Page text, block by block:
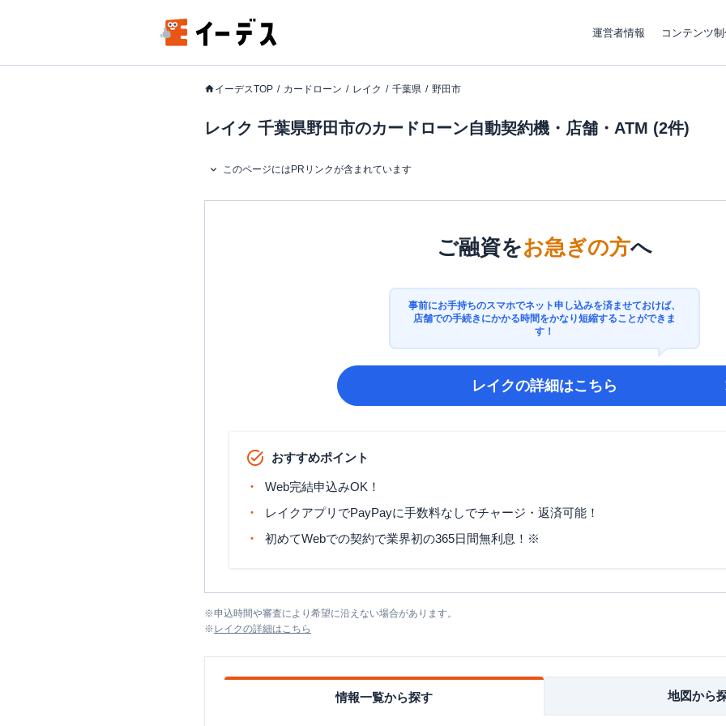
運営者情報 コンテンツ
イーデスTOP カードローン レイク 千葉県 野田市
レイク 千葉県野田市のカードローン自動契約機・店舗・ATM (2件)
このページにはPRリンクが含まれています
ご融資をお急ぎの方へ
事前にお手持ちのスマホでネット申し込みを済ませておけば、
店舗での手続きにかかる時間をかなり短縮することができま
す！
レイクの詳細はこちら
おすすめポイント
Web完結申込みOK！
レイクアプリでPayPayに手数料なしでチャージ・返済可能！
初めてWebでの契約で業界初の365日間無利息！※
※申込時間や審査により希望に沿えない場合があります。
※ レイクの詳細はこちら
情報一覧から探す 地図から